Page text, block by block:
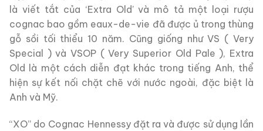
là viết tắt của ‘Extra Old’ và mô tả một loại rượu
cognac bao gồm eaux-de-vie đã được ủ trong thùng
gỗ sồi tối thiểu 10 năm. Cũng giống như VS ( Very
Special ) và VSOP ( Very Superior Old Pale ), Extra
Old là một cách diễn đạt khác trong tiếng Anh, thể
hiện sự kết nối chặt chẽ với nước ngoài, đặc biệt là
Anh và Mỹ.
“XO” do Cognac Hennessy đặt ra và được sử dụng lần